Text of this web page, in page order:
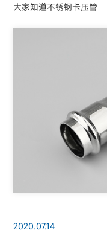
大家知道不锈钢卡压管
2020.07.14